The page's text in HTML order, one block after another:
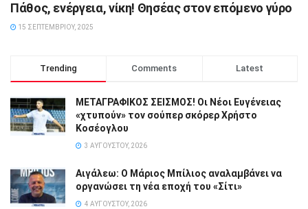
Πάθος, ενέργεια, νίκη! Θησέας στον επόμενο γύρο
15 ΣΕΠΤΕΜΒΡΊΟΥ, 2025
Trending Comments Latest
ΜΕΤΑΓΡΑΦΙΚΟΣ ΣΕΙΣΜΟΣ! Οι Νέοι Ευγένειας
«χτυπούν» τον σούπερ σκόρερ Χρήστο
Κοσέογλου
3 ΑΥΓΟΎΣΤΟΥ, 2026
Αιγάλεω: Ο Μάριος Μπίλιος αναλαμβάνει να
οργανώσει τη νέα εποχή του «Σίτι»
4 ΑΥΓΟΎΣΤΟΥ, 2026